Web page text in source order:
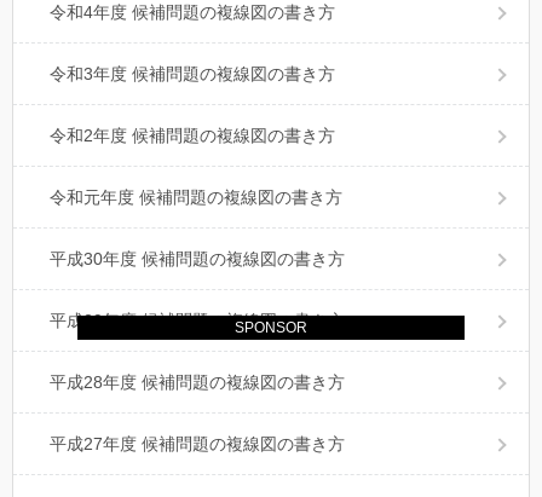
SPONSOR
令和4年度 候補問題の複線図の書き方
令和3年度 候補問題の複線図の書き方
令和2年度 候補問題の複線図の書き方
令和元年度 候補問題の複線図の書き方
平成30年度 候補問題の複線図の書き方
平成29年度 候補問題の複線図の書き方
平成28年度 候補問題の複線図の書き方
平成27年度 候補問題の複線図の書き方